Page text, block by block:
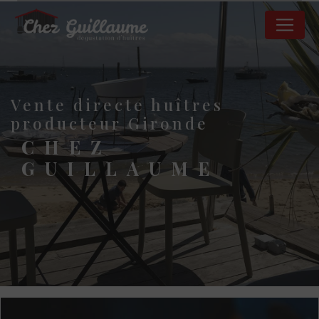
vente directe huîtres
producteur Gironde
CHEZ
GUILLAUME
Panneau de gestion des cookies